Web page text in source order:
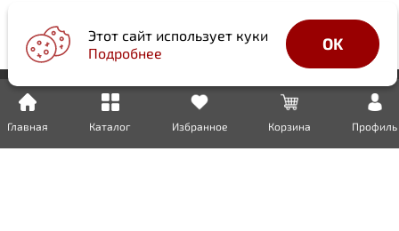
Главная Каталог Избранное Корзина Профиль
Этот сайт использует куки
Подробнее
OK